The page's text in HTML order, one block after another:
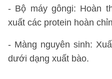
- Bộ máy gôngi: Hoàn
xuất các protein hoàn
- Màng nguyên sinh:
dưới dạng xuất bào.